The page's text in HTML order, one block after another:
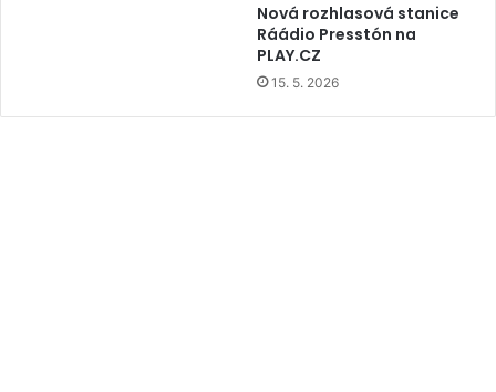
Nová rozhlasová stanice
Ráádio Presstón na
PLAY.CZ
15. 5. 2026